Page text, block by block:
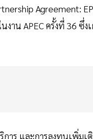
Agreement:
าน APEC ครั้งที่ 36 ซึ่
าร และการลงทุนเพิ่ม